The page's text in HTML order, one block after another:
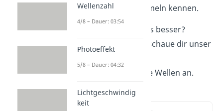
lernst wichtige Formeln kennen.
Du lernst mit Videos besser?
Wunderbar! Dann schaue dir unser
elektromagnetische Wellen an.
Wellenzahl
4/8 – Dauer: 03:54
Photoeffekt
5/8 – Dauer: 04:32
Lichtgeschwindig
keit